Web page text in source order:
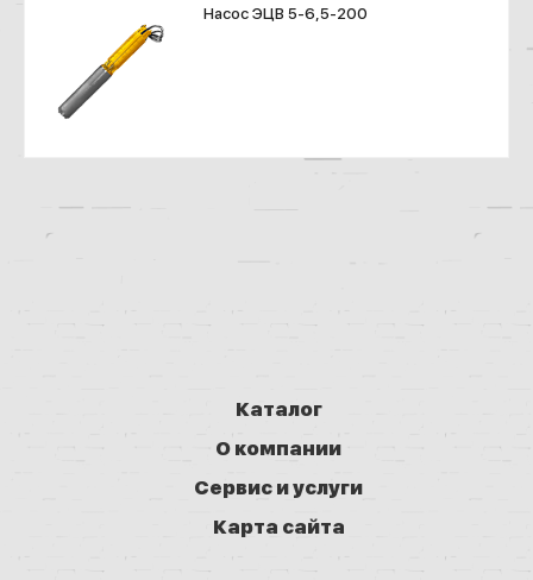
Насос ЭЦВ 5-6,5-200
Каталог
О компании
Сервис и услуги
Карта сайта